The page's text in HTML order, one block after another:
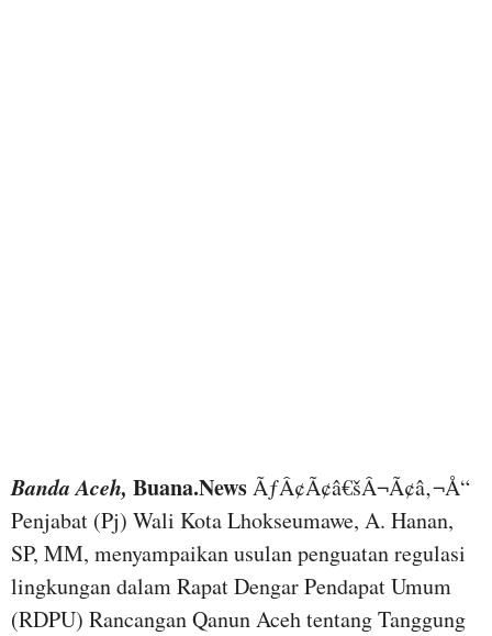
Banda Aceh, Buana.NewsÃƒÂ¢Ã¢â€šÂ¬Ã¢â‚¬Å“
Penjabat (Pj) Wali Kota Lhokseumawe, A. Hanan,
SP, MM, menyampaikan usulan penguatan regulasi
lingkungan dalam Rapat Dengar Pendapat Umum
(RDPU) Rancangan Qanun Aceh tentang Tanggung